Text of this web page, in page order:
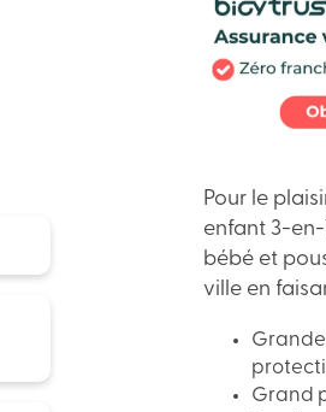
Pour le
enfant 3-
bébé et
ville en
Grand